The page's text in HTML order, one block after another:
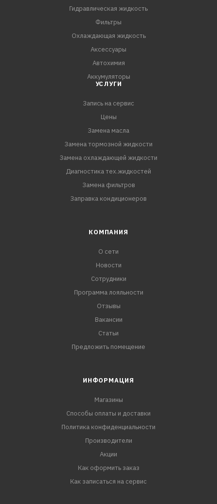
Гидравлическая жидкость
Фильтры
Охлаждающая жидкость
Аксессуары
Автохимия
Аккумуляторы
УСЛУГИ
Запись на сервис
Цены
Замена масла
Замена тормозной жидкости
Замена охлаждающей жидкости
Диагностика тех.жидкостей
Замена фильтров
Заправка кондиционеров
КОМПАНИЯ
О сети
Новости
Сотрудники
Программа лояльности
Отзывы
Вакансии
Статьи
Предложить помещение
ИНФОРМАЦИЯ
Магазины
Способы оплаты и доставки
Политика конфиденциальности
Производители
Акции
Как оформить заказ
Как записаться на сервис